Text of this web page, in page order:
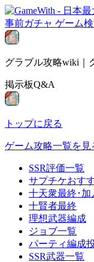
事前ガチャ ゲーム
グラブル攻略wiki｜
掲示板Q&A
トップに戻る
ゲーム攻略一覧を見
SSR評価一覧
サプチケおす
十天衆最終･加
十賢者最終
理想武器編成
ジョブ一覧
パーティ編成
SSR武器一覧